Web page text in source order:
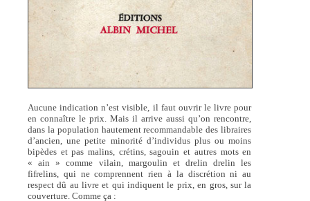
Aucune indication n’est visible, il faut ouvrir le livre pour
en connaître le prix. Mais il arrive aussi qu’on rencontre,
dans la population hautement recommandable des libraires
d’ancien, une petite minorité d’individus plus ou moins
bipèdes et pas malins, crétins, sagouin et autres mots en
« ain » comme vilain, margoulin et drelin drelin les
fifrelins, qui ne comprennent rien à la discrétion ni au
respect dû au livre et qui indiquent le prix, en gros, sur la
couverture. Comme ça :